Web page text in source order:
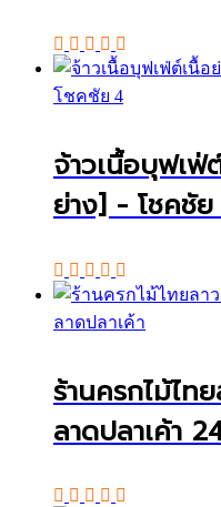
โชคชัย 4
จ้าวเนื้อบุฟเฟ่
ย่าง] - โชคชั
ลาดปลาเค้า
ร้านครกไม้ไท
ลาดปลาเค้า